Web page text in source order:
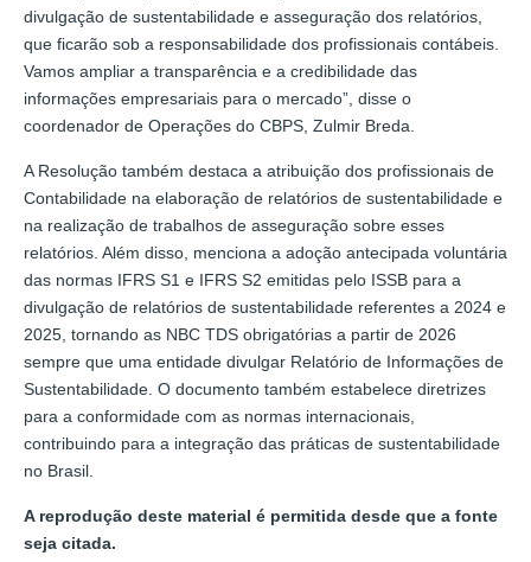
divulgação de sustentabilidade e asseguração dos relatórios,
que ficarão sob a responsabilidade dos profissionais contábeis.
Vamos ampliar a transparência e a credibilidade das
informações empresariais para o mercado”, disse o
coordenador de Operações do CBPS, Zulmir Breda.
A Resolução também destaca a atribuição dos profissionais de
Contabilidade na elaboração de relatórios de sustentabilidade e
na realização de trabalhos de asseguração sobre esses
relatórios. Além disso, menciona a adoção antecipada voluntária
das normas IFRS S1 e IFRS S2 emitidas pelo ISSB para a
divulgação de relatórios de sustentabilidade referentes a 2024 e
2025, tornando as NBC TDS obrigatórias a partir de 2026
sempre que uma entidade divulgar Relatório de Informações de
Sustentabilidade. O documento também estabelece diretrizes
para a conformidade com as normas internacionais,
contribuindo para a integração das práticas de sustentabilidade
no Brasil.
A reprodução deste material é permitida desde que a fonte
seja citada.